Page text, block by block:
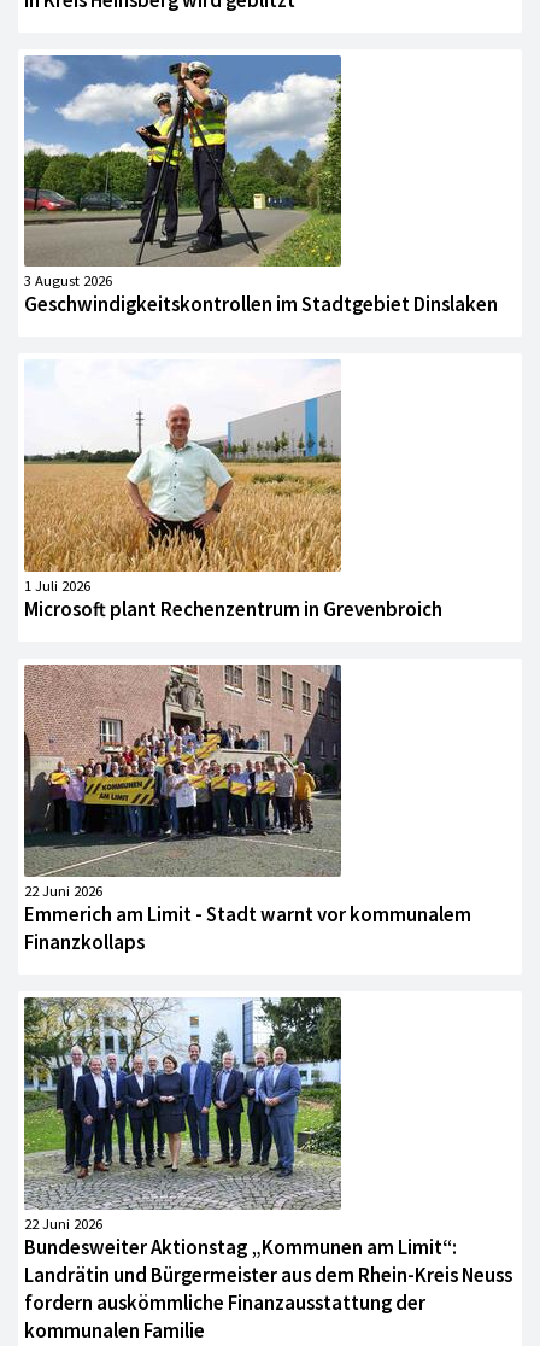
3 August 2026
Geschwindigkeitskontrollen im Stadtgebiet Dinslaken
1 Juli 2026
Microsoft plant Rechenzentrum in Grevenbroich
22 Juni 2026
Emmerich am Limit - Stadt warnt vor kommunalem
Finanzkollaps
22 Juni 2026
Bundesweiter Aktionstag „Kommunen am Limit“:
Landrätin und Bürgermeister aus dem Rhein-Kreis Neuss
fordern auskömmliche Finanzausstattung der
kommunalen Familie